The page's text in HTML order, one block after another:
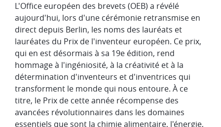
L'Office européen des brevets (OEB) a révélé
aujourd'hui, lors d'une cérémonie retransmise en
direct depuis Berlin, les noms des lauréats et
lauréates du Prix de l'inventeur européen. Ce prix,
qui en est désormais à sa 19e édition, rend
hommage à l'ingéniosité, à la créativité et à la
détermination d'inventeurs et d'inventrices qui
transforment le monde qui nous entoure. À ce
titre, le Prix de cette année récompense des
avancées révolutionnaires dans les domaines
essentiels que sont la chimie alimentaire, l'énergie,